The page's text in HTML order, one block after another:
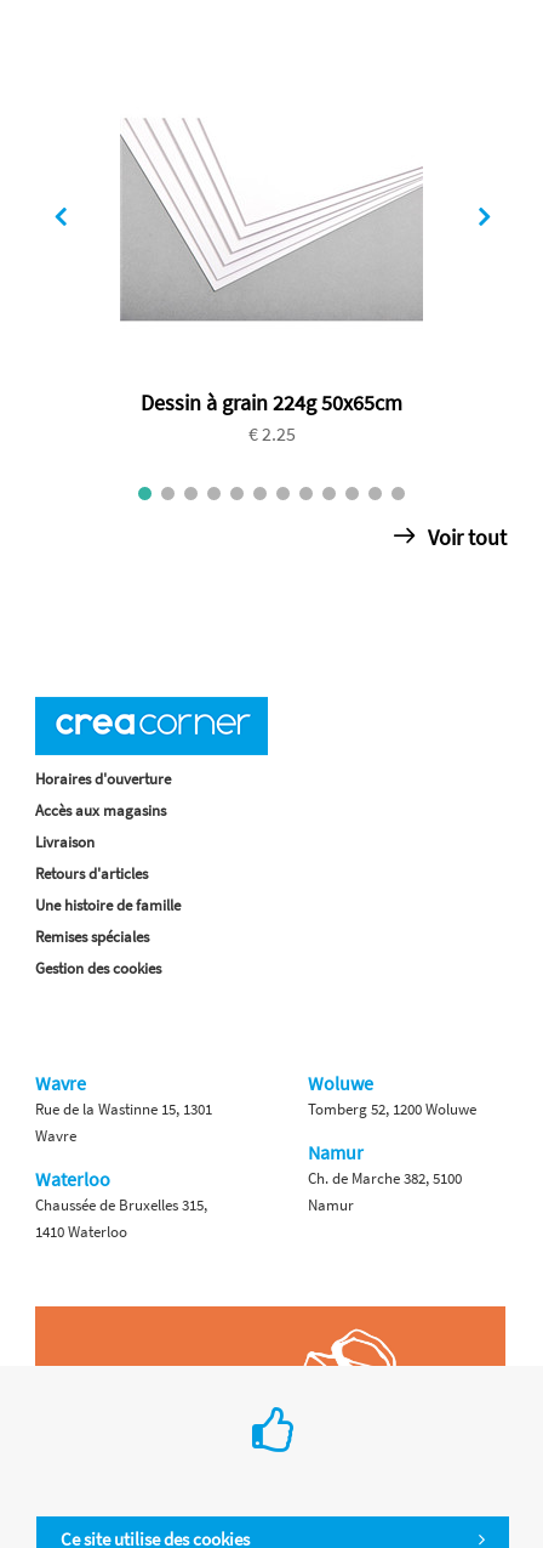
Dessin à grain 224g 50x65cm
€ 2.25
Voir tout
Ce site utilise des cookies
Horaires d'ouverture
Accès aux magasins
Livraison
Retours d'articles
Une histoire de famille
Remises spéciales
Gestion des cookies
Wavre
Rue de la Wastinne 15, 1301
Wavre
Waterloo
Chaussée de Bruxelles 315,
1410 Waterloo
Woluwe
Tomberg 52, 1200 Woluwe
Namur
Ch. de Marche 382, 5100
Namur